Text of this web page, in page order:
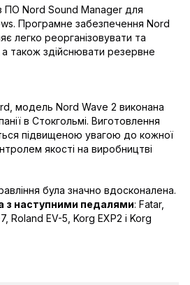
ПО Nord Sound Manager для
Програмне забезпечення Nord
легко реорганізовувати та
також здійснювати резервне
модель Nord Wave 2 виконана
в Стокгольмі. Виготовлення
підвищеною увагою до кожної
якості на виробництві
була значно вдосконалена.
з наступними педалями: Fatar,
Roland EV-5, Korg EXP2 і Korg